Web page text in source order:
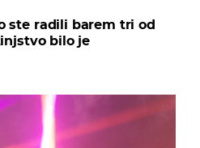
ste radili barem tri od
bilo je